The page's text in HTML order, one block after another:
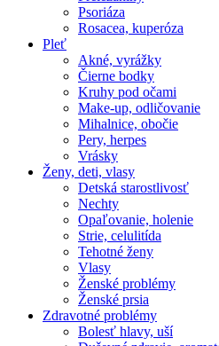
Psoriáza
Rosacea, kuperóza
Pleť
Akné, vyrážky
Čierne bodky
Kruhy pod očami
Make-up, odličovanie
Mihalnice, obočie
Pery, herpes
Vrásky
Ženy, deti, vlasy
Detská starostlivosť
Nechty
Opaľovanie, holenie
Strie, celulitída
Tehotné ženy
Vlasy
Ženské problémy
Ženské prsia
Zdravotné problémy
Bolesť hlavy, uší